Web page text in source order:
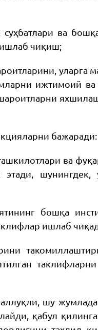
суҳбатлари ва
чиқиш;
уларга
ижтимоий
бажаради:
ва
этади,
бошқа
ишлаб
шу
қабул